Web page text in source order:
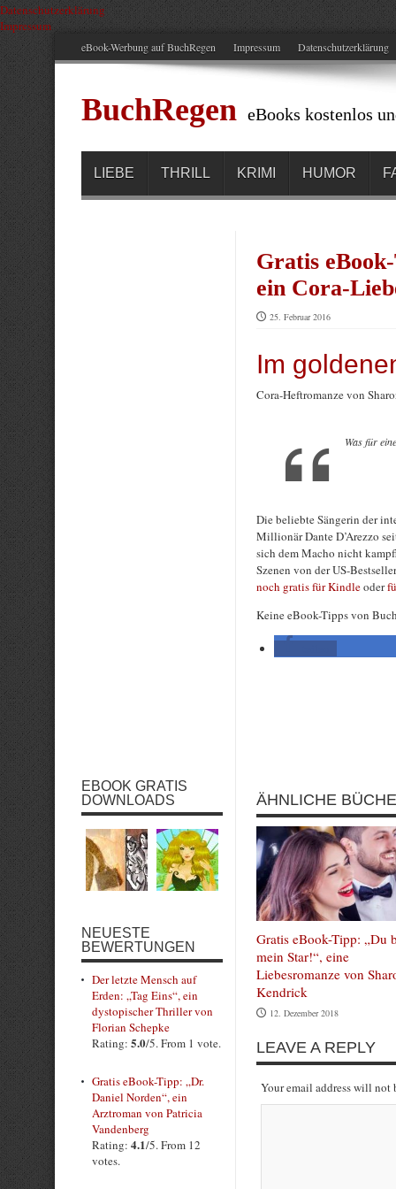
Datenschutzerklärung
Impressum
eBook-Werbung auf BuchRegen Impressum Datenschutzerklärung
BuchRegen eBooks kostenlos
LIEBE THRILL KRIMI HUMOR
Gratis
ein Cora-
25. Februar 2016
Im
Cora-Heftromanze von
Was für
Die beliebte Sängerin der
Millionär Dante D’Arezzo
sich dem Macho nicht
Szenen von der US-
noch gratis für Kindleoder
Keine eBook-Tipps von
ÄHNLICHE
Gratis eBook-Tipp: „Du
mein Star!“, eine
Liebesromanze von
Kendrick
12. Dezember 2018
LEAVE A REPLY
Your email address will not
EBOOK GRATIS
DOWNLOADS
NEUESTE
BEWERTUNGEN
Der letzte Mensch auf
Erden: „Tag Eins“, ein
dystopischer Thriller von
Florian Schepke
Rating: 5.0/5. From 1 vote.
Gratis eBook-Tipp: „Dr.
Daniel Norden“, ein
Arztroman von Patricia
Vandenberg
Rating: 4.1/5. From 12
votes.